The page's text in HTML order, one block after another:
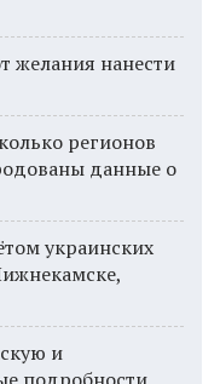
желания нанести
регионов
данные о
украинских
и